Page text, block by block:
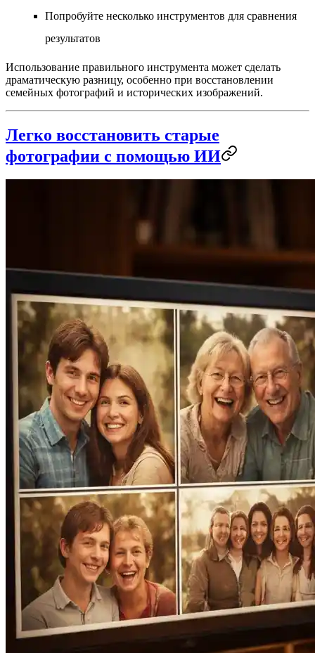
Попробуйте несколько инструментов для сравнения
результатов
Использование правильного инструмента может сделать
драматическую разницу, особенно при восстановлении
семейных фотографий и исторических изображений.
Легко восстановить старые
фотографии с помощью ИИ